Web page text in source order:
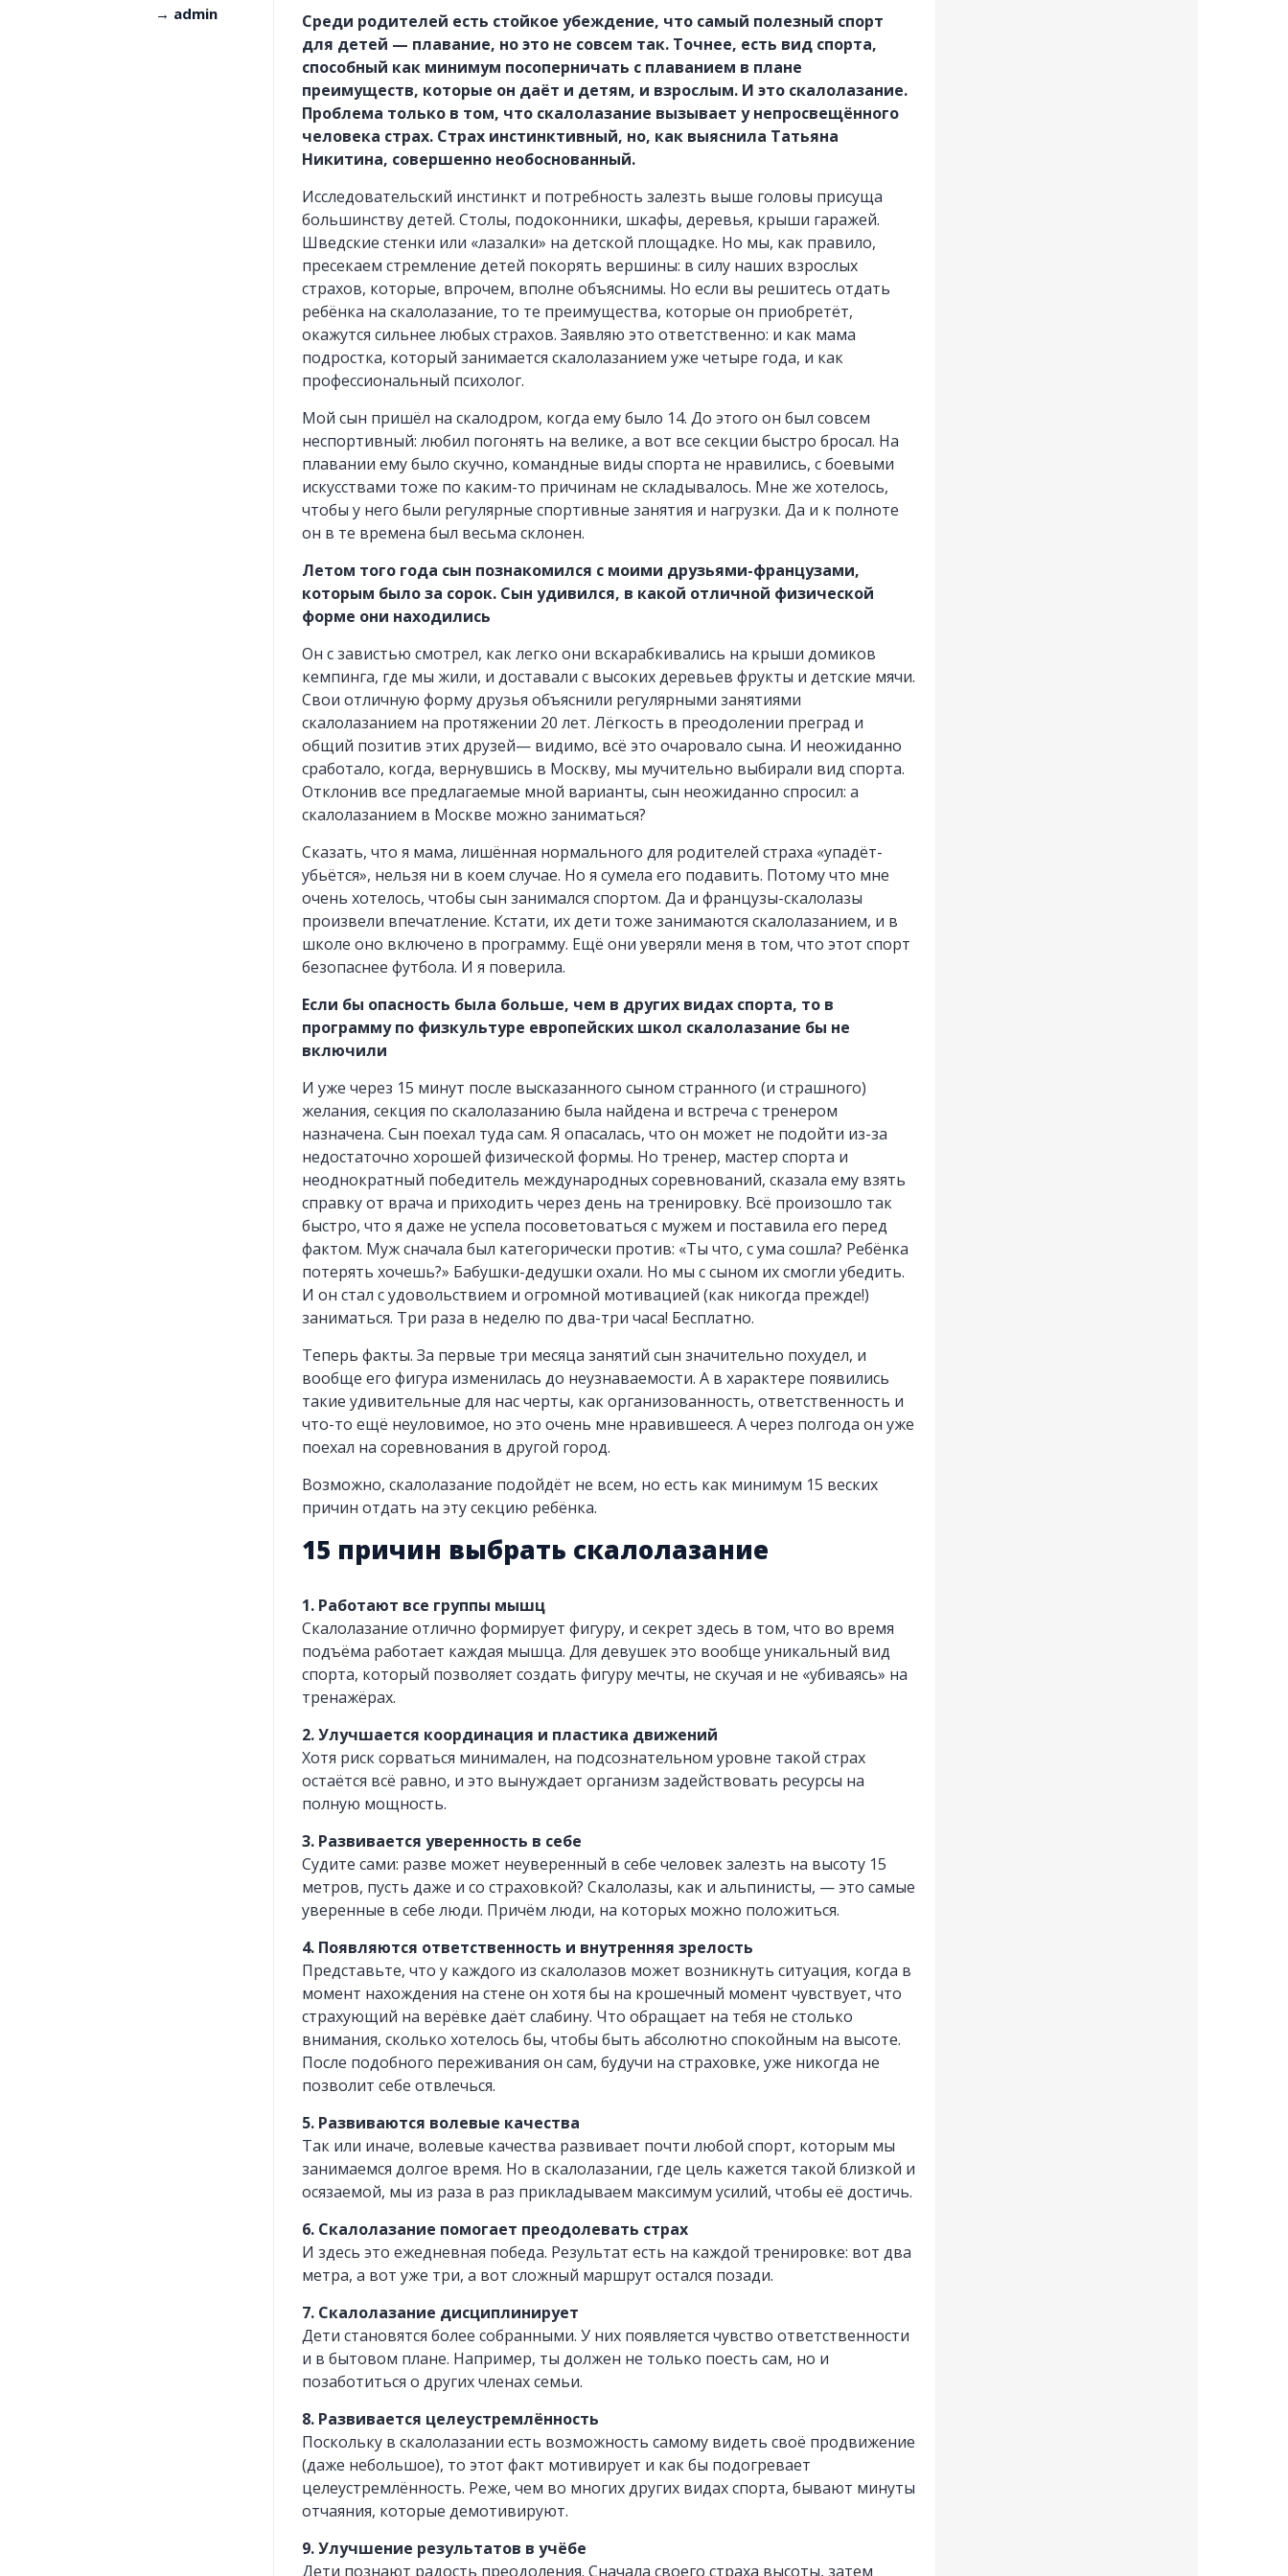
Скачать
анкету
регионы
Все
города
регионы
→ admin
Среди родителей есть стойкое убеждение, что самый полезный спорт
для детей — плавание, но это не совсем так. Точнее, есть вид спорта,
способный как минимум посоперничать с плаванием в плане
преимуществ, которые он даёт и детям, и взрослым. И это скалолазание.
Проблема только в том, что скалолазание вызывает у непросвещённого
человека страх. Страх инстинктивный, но, как выяснила Татьяна
Никитина, совершенно необоснованный.
Исследовательский инстинкт и потребность залезть выше головы присуща
большинству детей. Столы, подоконники, шкафы, деревья, крыши гаражей.
Шведские стенки или «лазалки» на детской площадке. Но мы, как правило,
пресекаем стремление детей покорять вершины: в силу наших взрослых
страхов, которые, впрочем, вполне объяснимы. Но если вы решитесь отдать
ребёнка на скалолазание, то те преимущества, которые он приобретёт,
окажутся сильнее любых страхов. Заявляю это ответственно: и как мама
подростка, который занимается скалолазанием уже четыре года, и как
профессиональный психолог.
Мой сын пришёл на скалодром, когда ему было 14. До этого он был совсем
неспортивный: любил погонять на велике, а вот все секции быстро бросал. На
плавании ему было скучно, командные виды спорта не нравились, с боевыми
искусствами тоже по каким-то причинам не складывалось. Мне же хотелось,
чтобы у него были регулярные спортивные занятия и нагрузки. Да и к полноте
он в те времена был весьма склонен.
Летом того года сын познакомился с моими друзьями-французами,
которым было за сорок. Сын удивился, в какой отличной физической
форме они находились
Он с завистью смотрел, как легко они вскарабкивались на крыши домиков
кемпинга, где мы жили, и доставали с высоких деревьев фрукты и детские мячи.
Свои отличную форму друзья объяснили регулярными занятиями
скалолазанием на протяжении 20 лет. Лёгкость в преодолении преград и
общий позитив этих друзей— видимо, всё это очаровало сына. И неожиданно
сработало, когда, вернувшись в Москву, мы мучительно выбирали вид спорта.
Отклонив все предлагаемые мной варианты, сын неожиданно спросил: а
скалолазанием в Москве можно заниматься?
Сказать, что я мама, лишённая нормального для родителей страха «упадёт-
убьётся», нельзя ни в коем случае. Но я сумела его подавить. Потому что мне
очень хотелось, чтобы сын занимался спортом. Да и французы-скалолазы
произвели впечатление. Кстати, их дети тоже занимаются скалолазанием, и в
школе оно включено в программу. Ещё они уверяли меня в том, что этот спорт
безопаснее футбола. И я поверила.
Если бы опасность была больше, чем в других видах спорта, то в
программу по физкультуре европейских школ скалолазание бы не
включили
И уже через 15 минут после высказанного сыном странного (и страшного)
желания, секция по скалолазанию была найдена и встреча с тренером
назначена. Сын поехал туда сам. Я опасалась, что он может не подойти из-за
недостаточно хорошей физической формы. Но тренер, мастер спорта и
неоднократный победитель международных соревнований, сказала ему взять
справку от врача и приходить через день на тренировку. Всё произошло так
быстро, что я даже не успела посоветоваться с мужем и поставила его перед
фактом. Муж сначала был категорически против: «Ты что, с ума сошла? Ребёнка
потерять хочешь?» Бабушки-дедушки охали. Но мы с сыном их смогли убедить.
И он стал с удовольствием и огромной мотивацией (как никогда прежде!)
заниматься. Три раза в неделю по два-три часа! Бесплатно.
Теперь факты. За первые три месяца занятий сын значительно похудел, и
вообще его фигура изменилась до неузнаваемости. А в характере появились
такие удивительные для нас черты, как организованность, ответственность и
что-то ещё неуловимое, но это очень мне нравившееся. А через полгода он уже
поехал на соревнования в другой город.
Возможно, скалолазание подойдёт не всем, но есть как минимум 15 веских
причин отдать на эту секцию ребёнка.
15 причин выбрать скалолазание
1. Работают все группы мышц
Скалолазание отлично формирует фигуру, и секрет здесь в том, что во время
подъёма работает каждая мышца. Для девушек это вообще уникальный вид
спорта, который позволяет создать фигуру мечты, не скучая и не «убиваясь» на
тренажёрах.
2. Улучшается координация и пластика движений
Хотя риск сорваться минимален, на подсознательном уровне такой страх
остаётся всё равно, и это вынуждает организм задействовать ресурсы на
полную мощность.
3. Развивается уверенность в себе
Судите сами: разве может неуверенный в себе человек залезть на высоту 15
метров, пусть даже и со страховкой? Скалолазы, как и альпинисты, — это самые
уверенные в себе люди. Причём люди, на которых можно положиться.
4.​ Появляются ответственность и внутренняя зрелость
Представьте, что у каждого из скалолазов может возникнуть ситуация, когда в
момент нахождения на стене он хотя бы на крошечный момент чувствует, что
страхующий на верёвке даёт слабину. Что обращает на тебя не столько
внимания, сколько хотелось бы, чтобы быть абсолютно спокойным на высоте.
После подобного переживания он сам, будучи на страховке, уже никогда не
позволит себе отвлечься.
5.​ Развиваются волевые качества
Так или иначе, волевые качества развивает почти любой спорт, которым мы
занимаемся долгое время. Но в скалолазании, где цель кажется такой близкой и
осязаемой, мы из раза в раз прикладываем максимум усилий, чтобы её достичь.
6. Скалолазание помогает преодолевать страх
И здесь это ежедневная победа. Результат есть на каждой тренировке: вот два
метра, а вот уже три, а вот сложный маршрут остался позади.
7. Скалолазание дисциплинирует
Дети становятся более собранными. У них появляется чувство ответственности
и в бытовом плане. Например, ты должен не только поесть сам, но и
позаботиться о других членах семьи.
8. Развивается целеустремлённость
Поскольку в скалолазании есть возможность самому видеть своё продвижение
(даже небольшое), то этот факт мотивирует и как бы подогревает
целеустремлённость. Реже, чем во многих других видах спорта, бывают минуты
отчаяния, которые демотивируют.
9. Улучшение результатов в учёбе
Дети познают радость преодоления. Сначала своего страха высоты, затем